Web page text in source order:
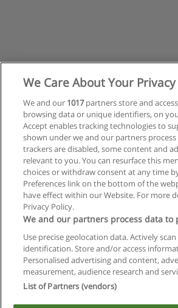
Página2de2
Privacidad de datos
Contactar con Educaedu
Copyright © Educaedu Business S.L. - CIF
We Care About Your Privacy
We and our 1017partners store and
browsing data or unique identifiers, on
Accept enables tracking technologies to
shown under we and our partners
trackers are disabled, some content and
relevant to you. You can resurface this
choices or withdraw consent at any time
Preferences link on the bottom of the
have effect within our Website. For more
Privacy Policy.
We and our partners process data to
Use precise geolocation data. Actively
identification. Store and/or access
Personalised advertising and content,
measurement, audience research and
List of Partners (vendors)